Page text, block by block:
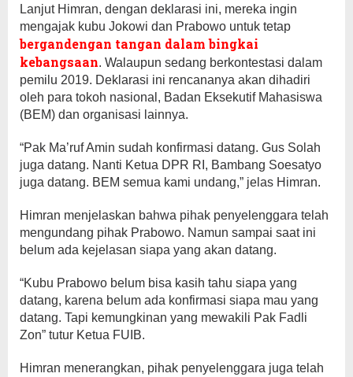
Lanjut Himran, dengan deklarasi ini, mereka ingin
mengajak kubu Jokowi dan Prabowo untuk tetap
bergandengan tangan dalam bingkai
kebangsaan. Walaupun sedang berkontestasi dalam
pemilu 2019. Deklarasi ini rencananya akan dihadiri
oleh para tokoh nasional, Badan Eksekutif Mahasiswa
(BEM) dan organisasi lainnya.
“Pak Ma’ruf Amin sudah konfirmasi datang. Gus Solah
juga datang. Nanti Ketua DPR RI, Bambang Soesatyo
juga datang. BEM semua kami undang,” jelas Himran.
Himran menjelaskan bahwa pihak penyelenggara telah
mengundang pihak Prabowo. Namun sampai saat ini
belum ada kejelasan siapa yang akan datang.
“Kubu Prabowo belum bisa kasih tahu siapa yang
datang, karena belum ada konfirmasi siapa mau yang
datang. Tapi kemungkinan yang mewakili Pak Fadli
Zon” tutur Ketua FUIB.
Himran menerangkan, pihak penyelenggara juga telah